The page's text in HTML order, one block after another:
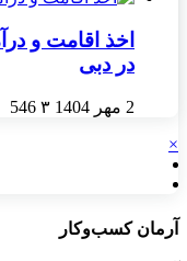
اخذ اقامت و
در دبی
2 مهر 1404 ۳ 546
×
آرمان کسب‌وکار